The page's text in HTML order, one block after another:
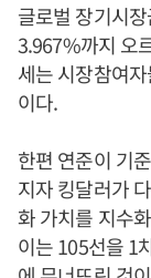
글로벌 장기시
3.967%까지 오
세는 시장참여
이다.
한편 연준이 기
지자 킹달러가
화 가치를 지수
이는 105선을 1